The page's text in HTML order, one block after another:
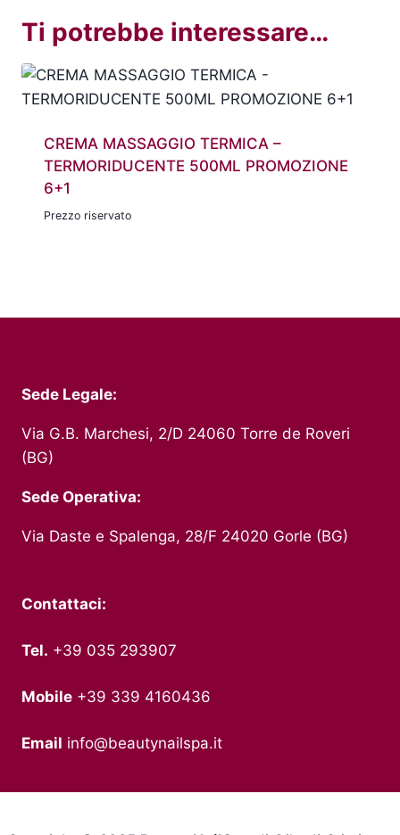
Ti potrebbe interessare…
CREMA MASSAGGIO TERMICA –
TERMORIDUCENTE 500ML PROMOZIONE
6+1
Prezzo riservato
Sede Legale:
Via G.B. Marchesi, 2/D 24060 Torre de Roveri
(BG)
Sede Operativa:
Via Daste e Spalenga, 28/F 24020 Gorle (BG)
Contattaci:
Tel. +39 035 293907
Mobile +39 339 4160436
Email info@beautynailspa.it